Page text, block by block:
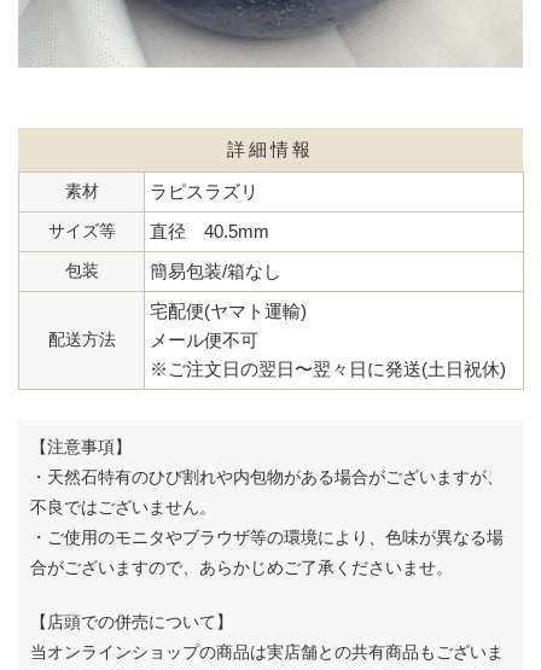
詳細情報
素材
ラピスラズリ
サイズ等
直径 40.5mm
包装
簡易包装/箱なし
配送方法
宅配便(ヤマト運輸)
メール便不可
※ご注文日の翌日〜翌々日に発送(土日祝休)
【注意事項】
・天然石特有のひび割れや内包物がある場合がございますが、
不良ではございません。
・ご使用のモニタやブラウザ等の環境により、色味が異なる場
合がございますので、あらかじめご了承くださいませ。
【店頭での併売について】
当オンラインショップの商品は実店舗との共有商品もございま